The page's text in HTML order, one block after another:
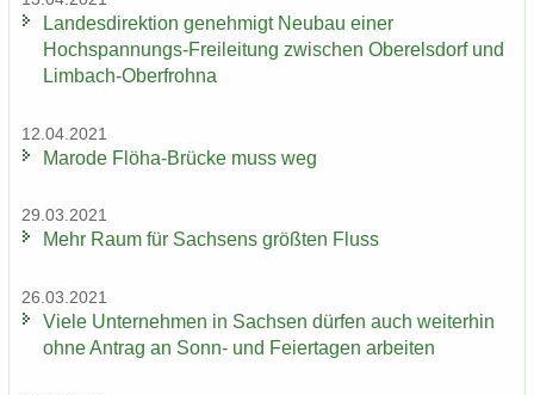
Lan­des­di­rek­ti­on ge­neh­migt Neu­bau einer
Hochspannungs-​Freileitung zwi­schen Ober­els­dorf und
Limbach-​Oberfrohna
12.04.2021
Ma­ro­de Flöha-​Brücke muss weg
29.03.2021
Mehr Raum für Sach­sens größ­ten Fluss
26.03.2021
Viele Un­ter­neh­men in Sach­sen dür­fen auch wei­ter­hin
ohne An­trag an Sonn- und Fei­er­ta­gen ar­bei­ten